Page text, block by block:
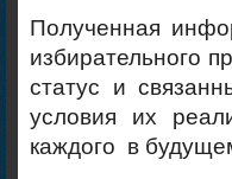
Полученная
избирательного
статус и
условия их
каждого в